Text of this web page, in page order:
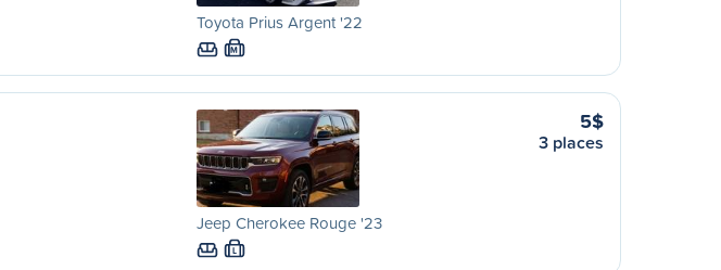
Toyota Prius Argent '22
M
Jeep Cherokee Rouge '23
L
5$
3 places